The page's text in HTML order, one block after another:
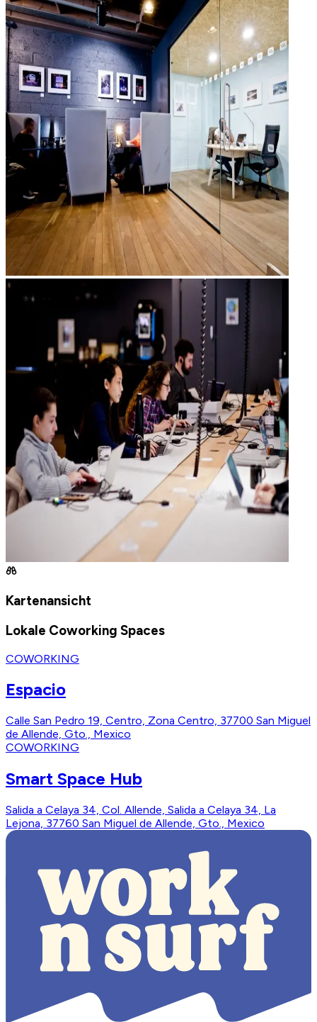
Kartenansicht
Lokale Coworking Spaces
COWORKING
Espacio
Calle San Pedro 19, Centro, Zona Centro, 37700 San Miguel
de Allende, Gto., Mexico
COWORKING
Smart Space Hub
Salida a Celaya 34, Col. Allende, Salida a Celaya 34, La
Lejona, 37760 San Miguel de Allende, Gto., Mexico